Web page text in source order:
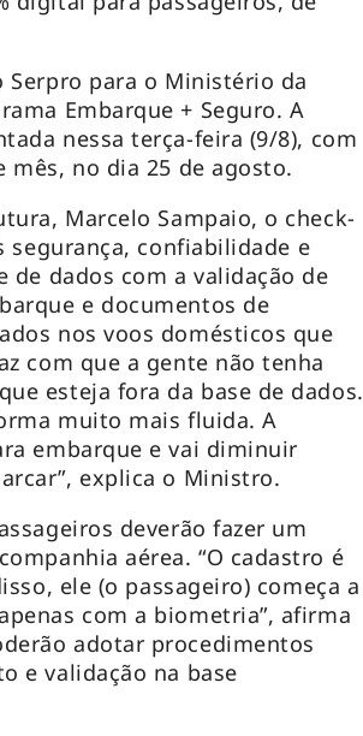
para o Ministério da
Embarque + Seguro. A
nessa terça-feira (9/8), com
mês, no dia 25 de agosto.
Marcelo Sampaio, o check-
confiabilidade e
dados com a validação de
e documentos de
nos voos domésticos que
com que a gente não tenha
esteja fora da base de dados.
muito mais fluida. A
embarque e vai diminuir
explica o Ministro.
deverão fazer um
aérea. “O cadastro é
ele (o passageiro) começa a
com a biometria”, afirma
adotar procedimentos
e validação na base